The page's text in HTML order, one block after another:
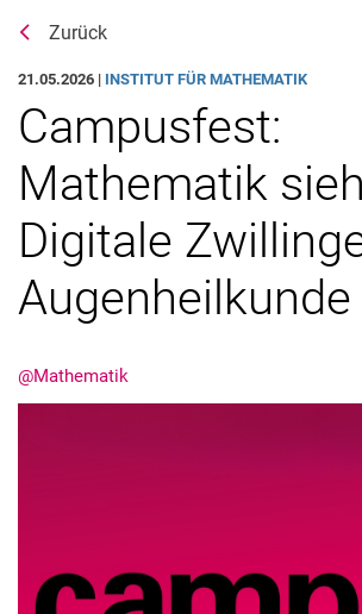
Zurück
21.05.2026 | INSTITUT FÜR MATHEMATIK
Campusfest:
Mathematik
Digitale
Augenheilkunde
@Mathematik